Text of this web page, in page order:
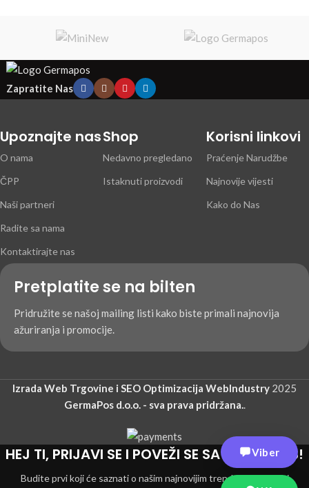
Zapratite Nas
Upoznajte nas
O nama
ČPP
Naši partneri
Radite sa nama
Kontaktirajte nas
Shop
Nedavno pregledano
Istaknuti proizvodi
Korisni linkovi
Praćenje Narudžbe
Najnovije vijesti
Kako do Nas
Pretplatite se na bilten
Pridružite se našoj mailing listi kako biste primali najnovija
ažuriranja i promocije.
Izrada Web Trgovine i SEO Optimizacija WebIndustry 2025
GermaPos d.o.o. - sva prava pridržana..
HEJ TI, PRIJAVI SE I POVEŽI SE SA GERMAPOS!
Budite prvi koji će saznati o našim najnovijim trendovima i dobiti
Viber